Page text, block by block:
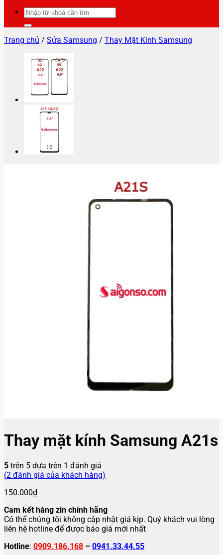
Tìm
kiếm:
Trang chủ / Sửa Samsung / Thay Mặt Kính Samsung
Thay mặt kính Samsung A21s
5 trên 5 dựa trên 1 đánh giá
(2 đánh giá của khách hàng)
150.000₫
Cam kết hàng zin chính hãng
Có thể chúng tôi không cập nhật giá kịp. Quý khách vui lòng
liên hệ hotline để được báo giá mới nhất
Hotline: 0909.186.168 – 0941.33.44.55